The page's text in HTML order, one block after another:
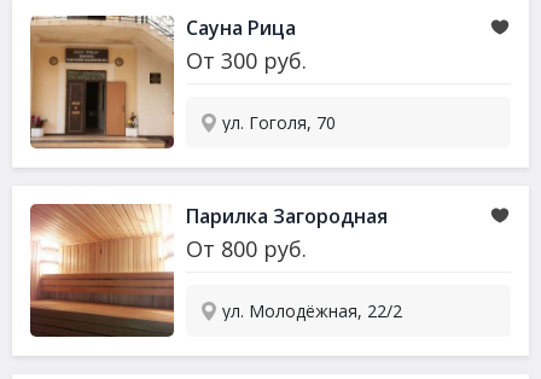
Сауна Рица
От300 руб.
ул. Гоголя, 70
Парилка Загородная
От 800 руб.
ул. Молодёжная, 22/2